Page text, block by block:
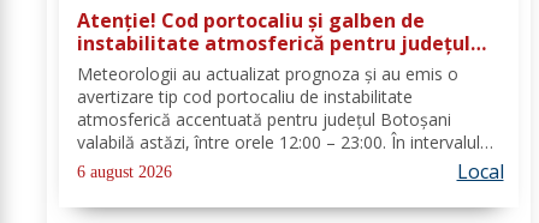
Atenție! Cod portocaliu și galben de
instabilitate atmosferică pentru județul
Botoșani
Meteorologii au actualizat prognoza și au emis o
avertizare tip cod portocaliu de instabilitate
atmosferică accentuată pentru județul Botoșani
valabilă astăzi, între orele 12:00 – 23:00. În intervalul
menționat vor fi perioade cu instabilitate atmosferică
accentuată ce se va manifesta prin...
6 august 2026 Local